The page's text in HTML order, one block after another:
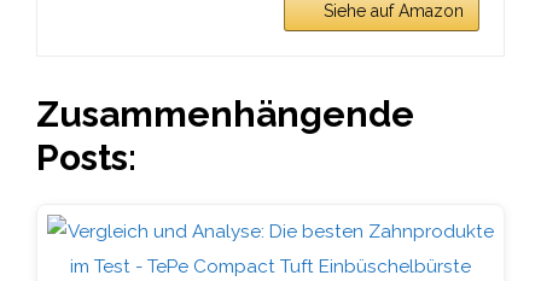
Siehe auf Amazon
Zusammenhängende
Posts: